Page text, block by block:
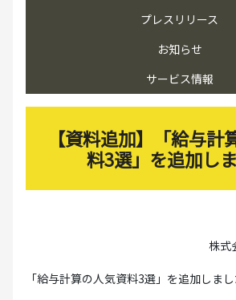
プレスリリース
お知らせ
サービス情報
【資料追加】「給与計
料3選」を追加し
株式
「給与計算の人気資料3選」を追加しまし